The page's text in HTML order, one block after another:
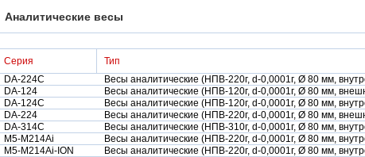
Аналитические весы
Серия
Тип
DA-224C
Весы аналитические (НПВ-220г, d-0,0001г, Ø 80 мм,
DA-124
Весы аналитические (НПВ-120г, d-0,0001г, Ø 80 мм,
DA-124C
Весы аналитические (НПВ-120г, d-0,0001г, Ø 80 мм,
DA-224
Весы аналитические (НПВ-220г, d-0,0001г, Ø 80 мм,
DA-314C
Весы аналитические (НПВ-310г, d-0,0001г, Ø 80 мм,
M5-M214Ai
Весы аналитические (НПВ-220г, d-0,0001г, Ø 80 мм,
M5-M214Ai-ION
Весы аналитические (НПВ-220г, d-0,0001г, Ø 80 мм,